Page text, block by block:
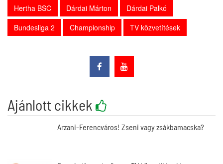
Hertha BSC
Dárdai Márton
Dárdai Palkó
Bundesliga 2
Championship TV közvetítések
Ajánlott cikkek
Arzani-Ferencváros! Zseni vagy zsákbamacska?